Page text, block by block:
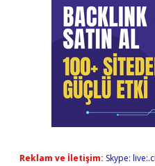
Reklam ve İletişim: Skype: